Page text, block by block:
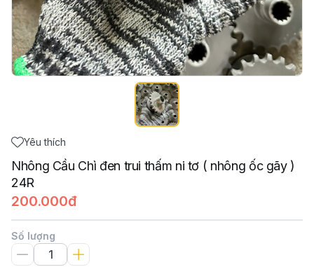
Yêu thích
Nhông Cầu Chì đen trui thấm ni tơ ( nhông ốc gãy )
24R
200.000đ
Số lượng